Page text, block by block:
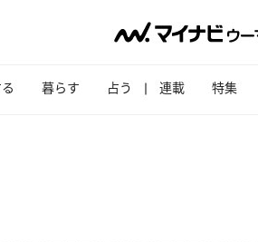
暮らす 占う 連載 特集